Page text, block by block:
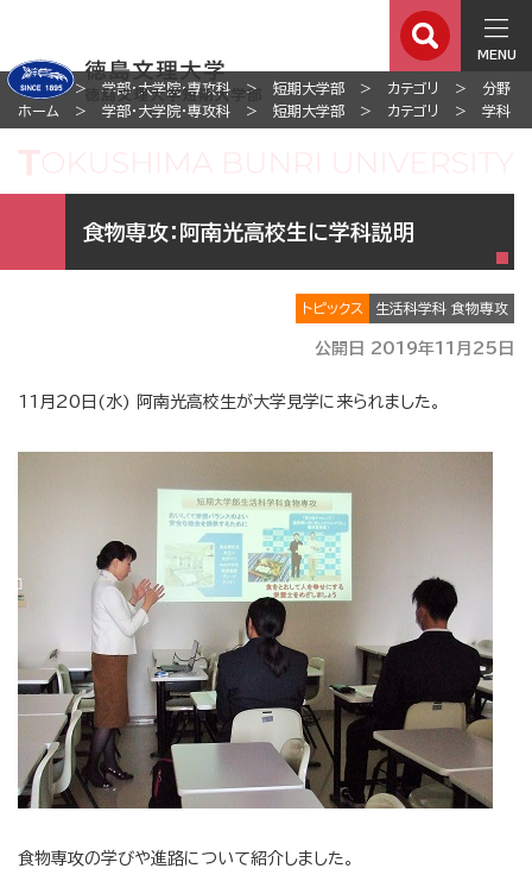
MENU
ホーム 学部・大学院・専攻科 短期大学部 カテゴリ
分野
ホーム
学部・大学院・専攻科 短期大学部 カテゴリ 学科
食物専攻：阿南光高校生に学科説明
トピックス 生活科学科 食物専攻
公開日 2019年11月25日
11月20日(水) 阿南光高校生が大学見学に来られました。
食物専攻の学びや進路について紹介しました。